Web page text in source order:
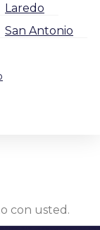
Laredo
San Antonio
con usted.